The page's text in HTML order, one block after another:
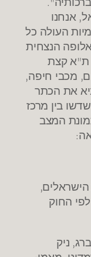
אנחנו
העולה כל
הנצחית
ת"א קצת
מכבי חיפה,
את הכתר
בין מרכז
המצב
החוק
ניק